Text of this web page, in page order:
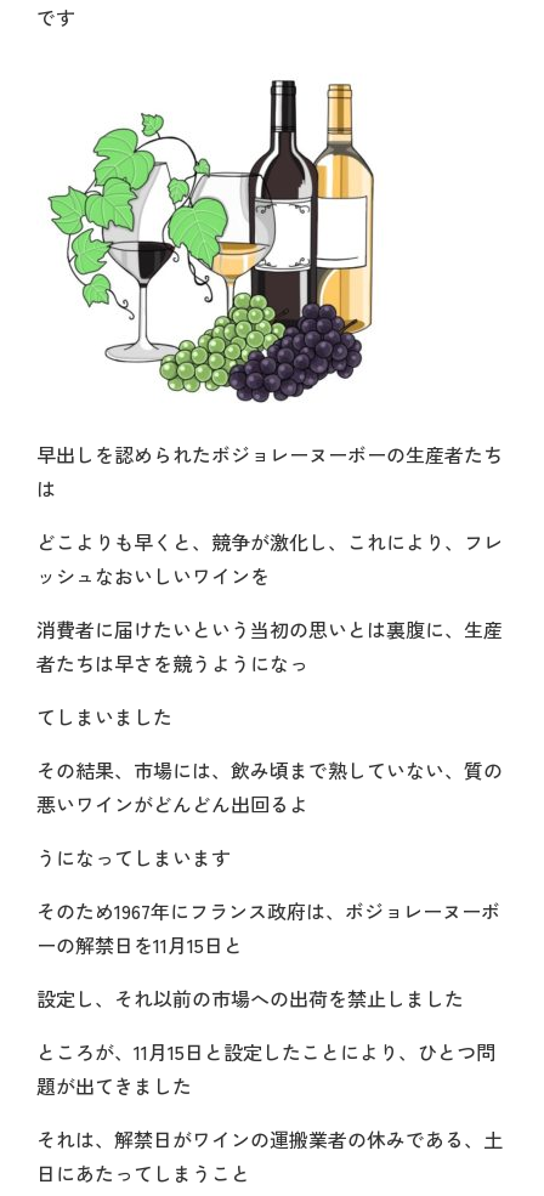
です
早出しを認められたボジョレーヌーボーの生産者たち
は
どこよりも早くと、競争が激化し、これにより、フレ
ッシュなおいしいワインを
消費者に届けたいという当初の思いとは裏腹に、生産
者たちは早さを競うようになっ
てしまいました
その結果、市場には、飲み頃まで熟していない、質の
悪いワインがどんどん出回るよ
うになってしまいます
そのため1967年にフランス政府は、ボジョレーヌーボ
ーの解禁日を11月15日と
設定し、それ以前の市場への出荷を禁止しました
ところが、11月15日と設定したことにより、ひとつ問
題が出てきました
それは、解禁日がワインの運搬業者の休みである、土
日にあたってしまうこと